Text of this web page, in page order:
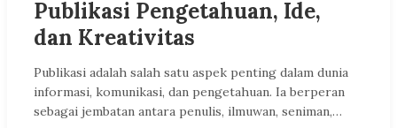
Publikasi Pengetahuan, Ide,
dan Kreativitas
Publikasi adalah salah satu aspek penting dalam dunia
informasi, komunikasi, dan pengetahuan. Ia berperan
sebagai jembatan antara penulis, ilmuwan, seniman,…